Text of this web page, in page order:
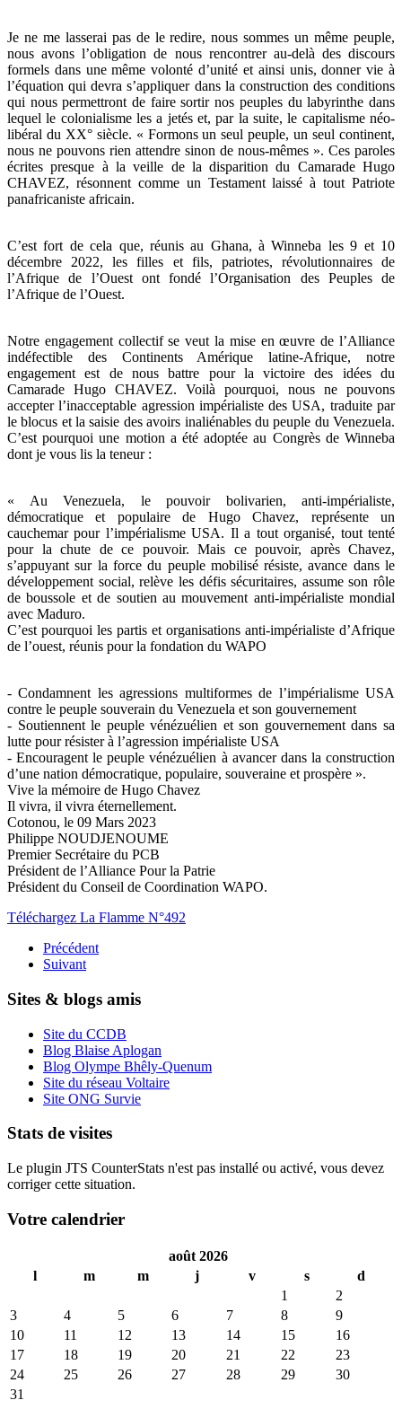
Je ne me lasserai pas de le redire, nous sommes un même peuple,
nous avons l’obligation de nous rencontrer au-delà des discours
formels dans une même volonté d’unité et ainsi unis, donner vie à
l’équation qui devra s’appliquer dans la construction des conditions
qui nous permettront de faire sortir nos peuples du labyrinthe dans
lequel le colonialisme les a jetés et, par la suite, le capitalisme néo-
libéral du XX° siècle. « Formons un seul peuple, un seul continent,
nous ne pouvons rien attendre sinon de nous-mêmes ». Ces paroles
écrites presque à la veille de la disparition du Camarade Hugo
CHAVEZ, résonnent comme un Testament laissé à tout Patriote
panafricaniste africain.
C’est fort de cela que, réunis au Ghana, à Winneba les 9 et 10
décembre 2022, les filles et fils, patriotes, révolutionnaires de
l’Afrique de l’Ouest ont fondé l’Organisation des Peuples de
l’Afrique de l’Ouest.
Notre engagement collectif se veut la mise en œuvre de l’Alliance
indéfectible des Continents Amérique latine-Afrique, notre
engagement est de nous battre pour la victoire des idées du
Camarade Hugo CHAVEZ. Voilà pourquoi, nous ne pouvons
accepter l’inacceptable agression impérialiste des USA, traduite par
le blocus et la saisie des avoirs inaliénables du peuple du Venezuela.
C’est pourquoi une motion a été adoptée au Congrès de Winneba
dont je vous lis la teneur :
« Au Venezuela, le pouvoir bolivarien, anti-impérialiste,
démocratique et populaire de Hugo Chavez, représente un
cauchemar pour l’impérialisme USA. Il a tout organisé, tout tenté
pour la chute de ce pouvoir. Mais ce pouvoir, après Chavez,
s’appuyant sur la force du peuple mobilisé résiste, avance dans le
développement social, relève les défis sécuritaires, assume son rôle
de boussole et de soutien au mouvement anti-impérialiste mondial
avec Maduro.
C’est pourquoi les partis et organisations anti-impérialiste d’Afrique
de l’ouest, réunis pour la fondation du WAPO
- Condamnent les agressions multiformes de l’impérialisme USA
contre le peuple souverain du Venezuela et son gouvernement
- Soutiennent le peuple vénézuélien et son gouvernement dans sa
lutte pour résister à l’agression impérialiste USA
- Encouragent le peuple vénézuélien à avancer dans la construction
d’une nation démocratique, populaire, souveraine et prospère ».
Vive la mémoire de Hugo Chavez
Il vivra, il vivra éternellement.
Cotonou, le 09 Mars 2023
Philippe NOUDJENOUME
Premier Secrétaire du PCB
Président de l’Alliance Pour la Patrie
Président du Conseil de Coordination WAPO.
Téléchargez La Flamme N°492
Précédent
Suivant
Sites & blogs amis
Site du CCDB
Blog Blaise Aplogan
Blog Olympe Bhêly-Quenum
Site du réseau Voltaire
Site ONG Survie
Stats de visites
Le plugin JTS CounterStats n'est pas installé ou activé, vous devez
corriger cette situation.
Votre calendrier
août 2026
l
m m j v s
d
1
2
3
4 5 6 7 8
9
10
11 12 13 14 15
16
17
18 19 20 21 22
23
24
25 26 27 28 29
30
31